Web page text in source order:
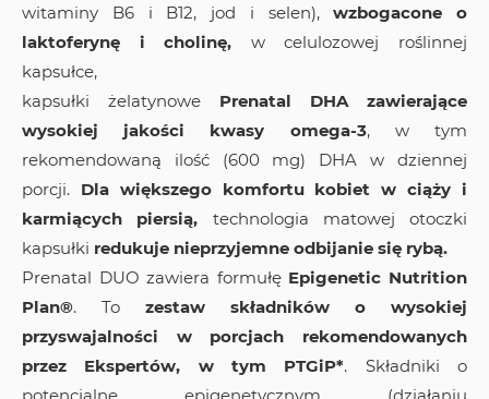
witaminy B6i B12, jod i selen),wzbogacone o
laktoferynę i cholinę, w celulozowej roślinnej
kapsułce,
kapsułki żelatynowe Prenatal DHA zawierające
wysokiej jakości kwasy omega-3, w tym
rekomendowaną ilość (600 mg) DHA w dziennej
porcji. Dla większego komfortu kobiet w ciąży i
karmiących piersią, technologia matowej otoczki
kapsułki redukuje nieprzyjemne odbijanie się rybą.
Prenatal DUO zawiera formułę Epigenetic Nutrition
Plan®. To zestaw składników o wysokiej
przyswajalności w porcjach rekomendowanych
przez Ekspertów, w tym PTGiP*. Składniki o